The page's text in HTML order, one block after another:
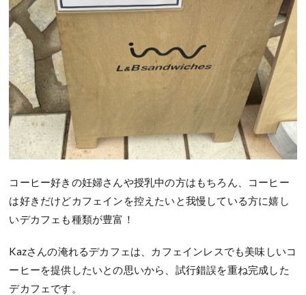
コーヒー好きの妊婦さんや授乳中の方はもちろん、コーヒー
は好きだけどカフェインを控えたいと我慢している方に嬉し
いデカフェも種類が豊富！
Kazさんの淹れるデカフェは、カフェインレスでも美味しいコ
ーヒーを提供したいとの思いから、試行錯誤を重ね完成した
デカフェです。